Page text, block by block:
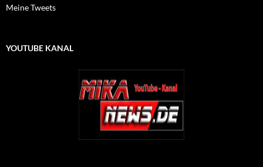
Meine Tweets
YOUTUBE KANAL